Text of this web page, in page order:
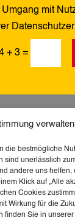
verwalten
die bestmögliche
sind unerlässlich
andere uns helfen,
Klick auf „Alle
Cookies
Wirkung für die
finden Sie in unserer
mit
+ 3 =